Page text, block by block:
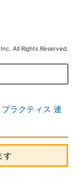
All Rights Reserved.
ラクティス 連
す